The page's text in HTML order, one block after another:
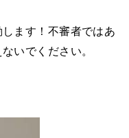
ます！不審者ではあ
いでください。